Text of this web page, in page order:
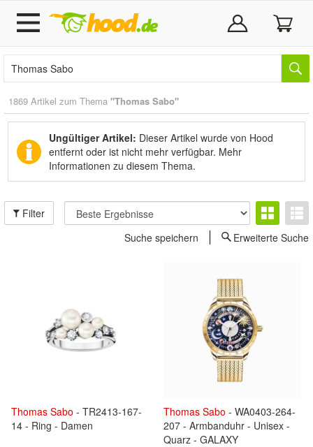
1869 Artikel zum Thema "Thomas Sabo"
Ungültiger Artikel: Dieser Artikel wurde von Hood
entfernt oder ist nicht mehr verfügbar. Mehr
Informationen zu diesem Thema.
Filter
Suche speichern
Erweiterte Suche
Thomas Sabo - TR2413-167-
14 - Ring - Damen
Thomas Sabo - WA0403-264-
207 - Armbanduhr - Unisex -
Quarz - GALAXY